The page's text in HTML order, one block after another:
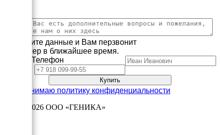
Заполните данные и Вам перзвонит
менеджер в ближайшее время.
Телефон
Принимаю политику конфиденциальности
2003—2026 ООО «ГЕНИКА»